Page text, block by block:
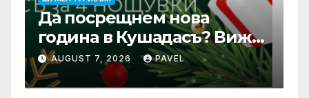
Да посрещнем нова
година в Кушадасъ? Вижте
защо си заслужава …
AUGUST 7, 2026 PAVEL